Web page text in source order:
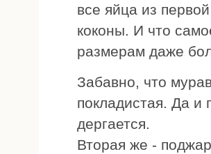
все яйца из
коконы. И что
размерам даже
Забавно, что
покладистая. Да и
дергается.
Вторая же -